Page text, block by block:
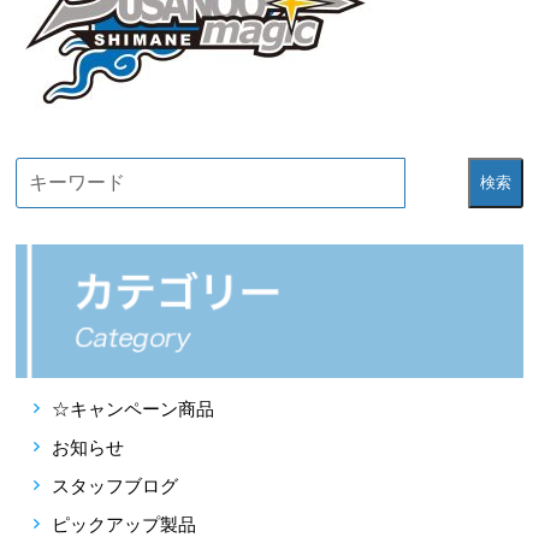
検索
☆キャンペーン商品
お知らせ
スタッフブログ
ピックアップ製品